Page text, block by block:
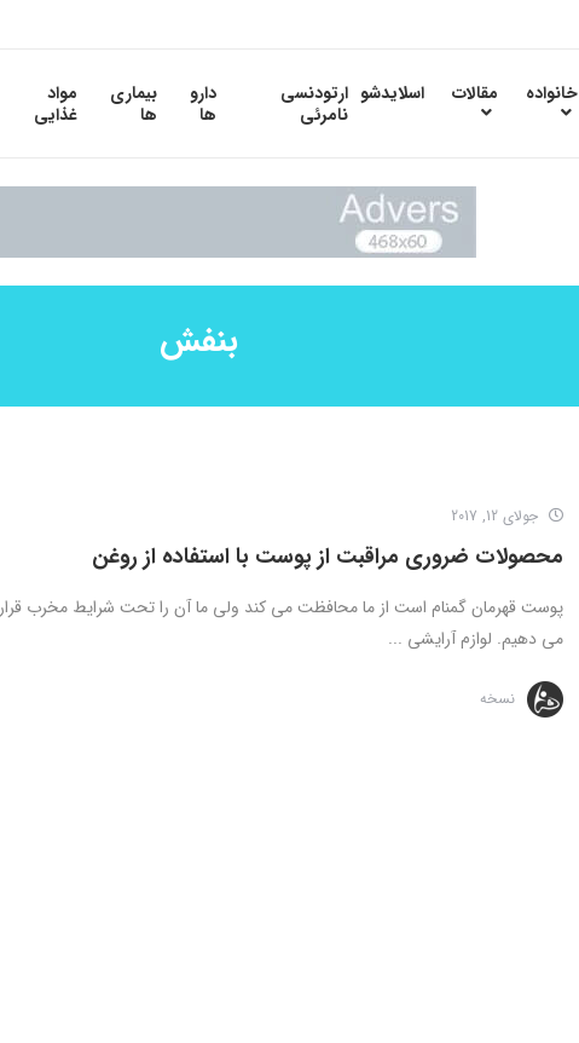
خانواده مقالات اسلایدشو ارتودنسی
نامرئی
دارو
ها
بیماری
ها
مواد
غذایی
بنفش
جولای 12, 2017
محصولات ضروری مراقبت از پوست با استفاده از روغن
پوست قهرمان گمنام است از ما محافظت می کند ولی ما آن را تحت شرایط مخرب قرار
می دهیم. لوازم آرایشی ...
نسخه